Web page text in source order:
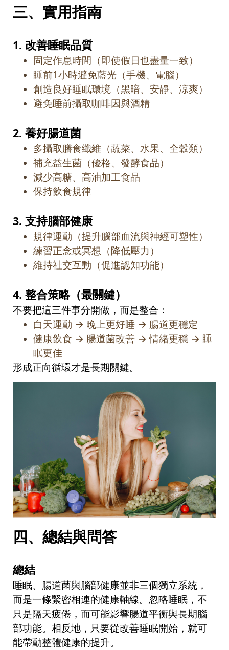
三、實用指南
1. 改善睡眠品質
固定作息時間（即使假日也盡量一致）
睡前1小時避免藍光（手機、電腦）
創造良好睡眠環境（黑暗、安靜、涼爽）
避免睡前攝取咖啡因與酒精
2. 養好腸道菌
多攝取膳食纖維（蔬菜、水果、全穀類）
補充益生菌（優格、發酵食品）
減少高糖、高油加工食品
保持飲食規律
3. 支持腦部健康
規律運動（提升腦部血流與神經可塑性）
練習正念或冥想（降低壓力）
維持社交互動（促進認知功能）
4. 整合策略（最關鍵）
不要把這三件事分開做，而是整合：
白天運動 → 晚上更好睡 → 腸道更穩定
健康飲食 → 腸道菌改善 → 情緒更穩 → 睡
眠更佳
形成正向循環才是長期關鍵。
四、總結與問答
總結
睡眠、腸道菌與腦部健康並非三個獨立系統，
而是一條緊密相連的健康軸線。忽略睡眠，不
只是隔天疲倦，而可能影響腸道平衡與長期腦
部功能。相反地，只要從改善睡眠開始，就可
能帶動整體健康的提升。